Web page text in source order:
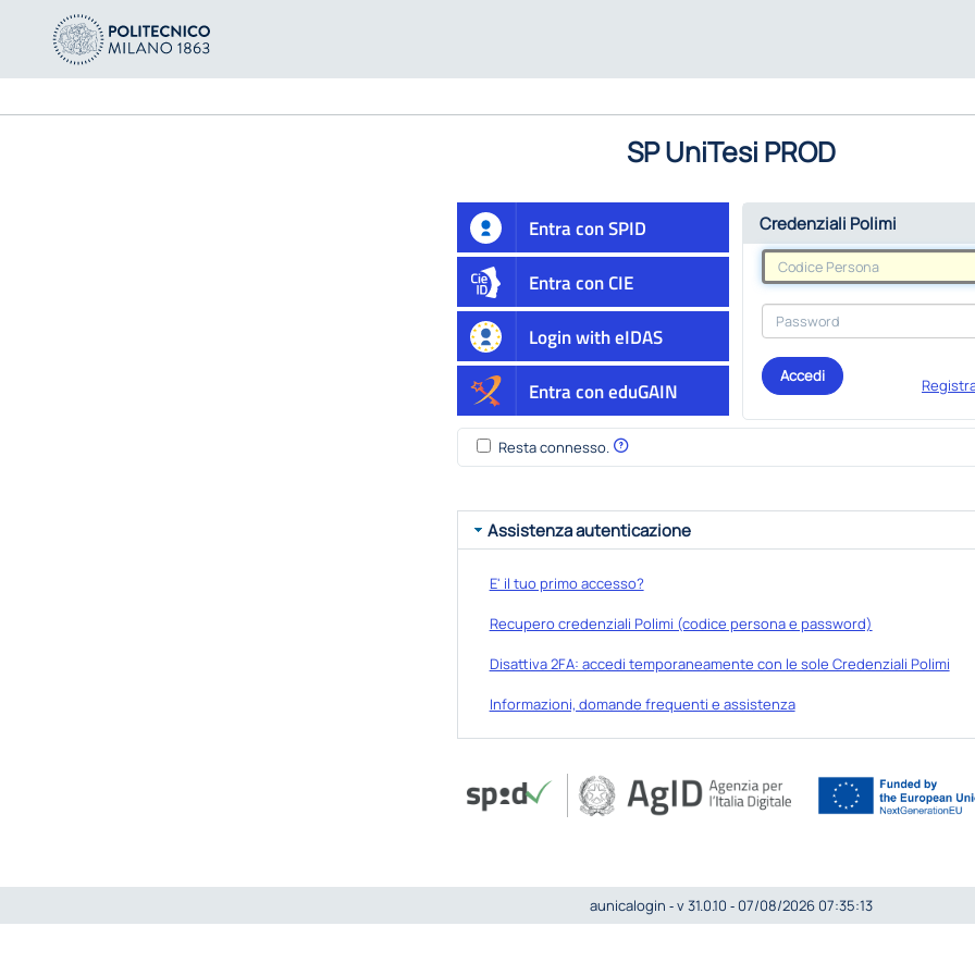
SP UniTesi PROD
Entra con SPID
Entra con CIE
Login with eIDAS
Entra con eduGAIN
Credenziali Polimi
Accedi
Resta connesso.
Assistenza autenticazione
E' il tuo primo accesso?
Recupero credenziali Polimi (codice persona e password)
Disattiva 2FA: accedi temporaneamente con le sole Credenziali Polimi
Informazioni, domande frequenti e assistenza
aunicalogin ‐ v 31.0.10 ‐ 07/08/2026 07:35:13